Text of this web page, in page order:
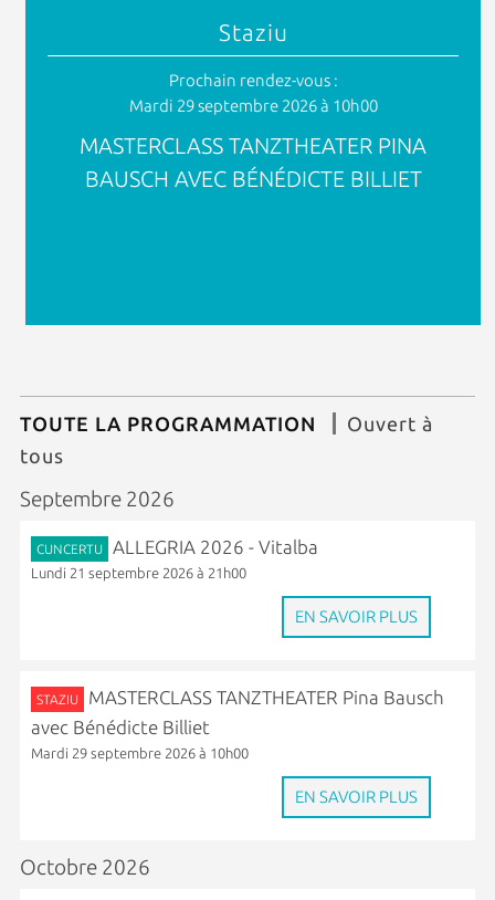
Staziu
Prochain rendez-vous :
Mardi 29 septembre 2026 à 10h00
MASTERCLASS TANZTHEATER PINA
BAUSCH AVEC BÉNÉDICTE BILLIET
TOUTE LA PROGRAMMATION
Ouvert à
tous
Septembre 2026
CUNCERTU ALLEGRIA 2026 - Vitalba
Lundi 21 septembre 2026 à 21h00
EN SAVOIR PLUS
STAZIU
MASTERCLASS TANZTHEATER Pina Bausch
avec Bénédicte Billiet
Mardi 29 septembre 2026 à 10h00
EN SAVOIR PLUS
Octobre 2026